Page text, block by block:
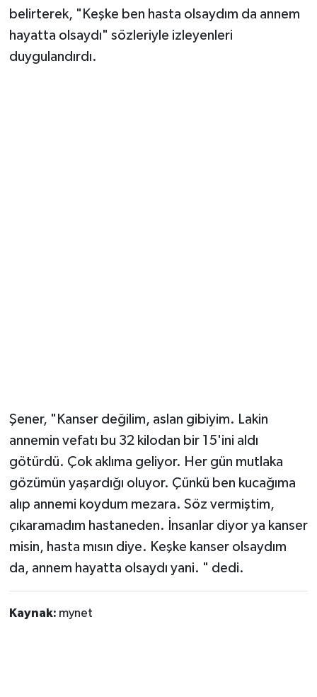
belirterek, "Keşke ben hasta olsaydım da annem
hayatta olsaydı" sözleriyle izleyenleri
duygulandırdı.
Şener, "Kanser değilim, aslan gibiyim. Lakin
annemin vefatı bu 32 kilodan bir 15'ini aldı
götürdü. Çok aklıma geliyor. Her gün mutlaka
gözümün yaşardığı oluyor. Çünkü ben kucağıma
alıp annemi koydum mezara. Söz vermiştim,
çıkaramadım hastaneden. İnsanlar diyor ya kanser
misin, hasta mısın diye. Keşke kanser olsaydım
da, annem hayatta olsaydı yani. " dedi.
Kaynak: mynet